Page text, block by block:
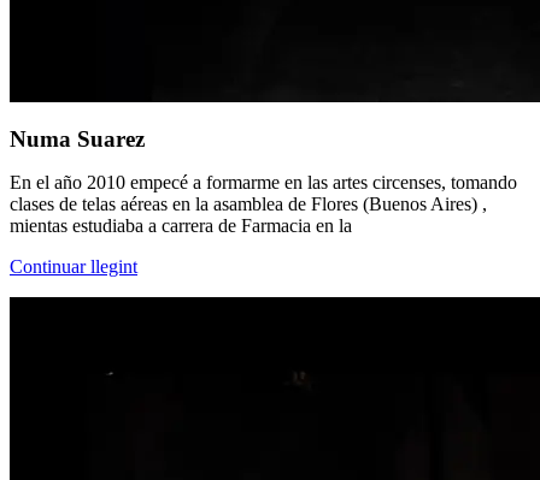
Numa Suarez
En el año 2010 empecé a formarme en las artes circenses, tomando
clases de telas aéreas en la asamblea de Flores (Buenos Aires) ,
mientas estudiaba a carrera de Farmacia en la
Continuar llegint